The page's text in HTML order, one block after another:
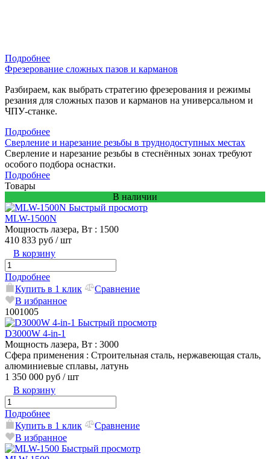
Подробнее
Фрезерование сложных пазов и карманов
Разбираем, как выбрать стратегию фрезерования и режимы
резания для сложных пазов и карманов на универсальном и
ЧПУ-станке.
Подробнее
Сверление и нарезание резьбы в труднодоступных местах
Сверление и нарезание резьбы в стеснённых зонах требуют
особого подбора оснастки.
Подробнее
Товары
В наличии
Быстрый просмотр
MLW-1500N
Мощность лазера, Вт : 1500
410 833 руб / шт
В корзину
Подробнее
Купить в 1 клик
Сравнение
В избранное
1001005
Быстрый просмотр
D3000W 4-in-1
Мощность лазера, Вт : 3000
Сфера применения : Строительная сталь, нержавеющая сталь,
алюминиевые сплавы, латунь
1 350 000 руб / шт
В корзину
Подробнее
Купить в 1 клик
Сравнение
В избранное
Быстрый просмотр